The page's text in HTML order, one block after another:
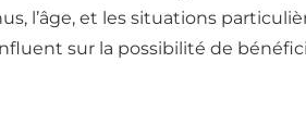
l’âge, et les situations
sur la possibilité de